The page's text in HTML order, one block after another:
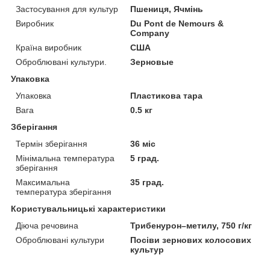
Застосування для культур
Пшениця, Ячмінь
Виробник
Du Pont de Nemours &
Company
Країна виробник
США
Оброблювані культури.
Зерновые
Упаковка
Упаковка
Пластикова тара
Вага
0.5 кг
Зберігання
Термін зберігання
36 міс
Мінімальна температура
зберігання
5 град.
Максимальна
температура зберігання
35 град.
Користувальницькі характеристики
Діюча речовина
Трибенурон–метилу, 750 г/кг
Оброблювані культури
Посіви зернових колосових
культур